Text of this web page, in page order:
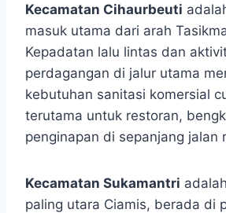
Kecamatan Cihaurbeuti
masuk utama dari arah
Kepadatan lalu lintas dan
perdagangan di jalur utama
kebutuhan sanitasi komersial
terutama untuk restoran,
penginapan di sepanjang jalan
Kecamatan Sukamantri
paling utara Ciamis, berada di